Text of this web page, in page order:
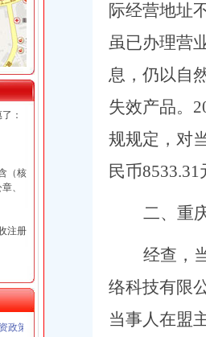
：
（核
、
注册
合作
政策齐发力守住汛期安全底线
际经营地址
虽已办理营
息 ，仍以自
失效产品。
规规定，对
民币
二、重
经查，
络科技有限
当事人在盟